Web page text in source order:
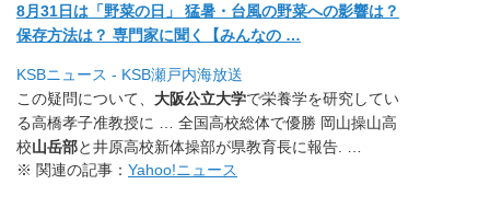
8月31日は「野菜の日」 猛暑・台風の野菜への影響は？
保存方法は？ 専門家に聞く【みんなの …
KSBニュース - KSB瀬戸内海放送
この疑問について、 大阪公立大学で栄養学を研究してい
る高橋孝子准教授に … 全国高校総体で優勝 岡山操山高
校山岳部と井原高校新体操部が県教育長に報告. …
※ 関連の記事： Yahoo!ニュース